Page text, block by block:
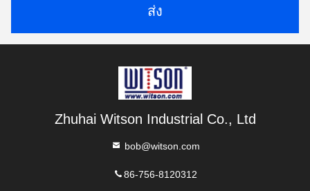
ส่ง
Zhuhai Witson Industrial Co., Ltd
bob@witson.com
86-756-8120312